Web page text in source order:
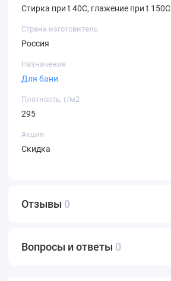
Стирка при t 40С, глажение при t 150С
Страна изготовитель
Россия
Назначение
Для бани
Плотность, г/м2
295
Акция
Скидка
Отзывы 0
Вопросы и ответы 0